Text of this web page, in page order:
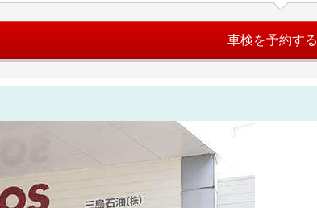
車検を予約する